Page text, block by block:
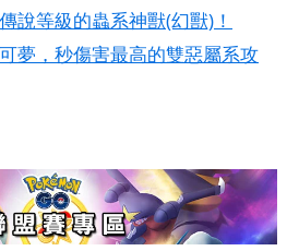
說等級的蟲系神獸(幻獸)！
夢，秒傷害最高的雙惡屬系攻